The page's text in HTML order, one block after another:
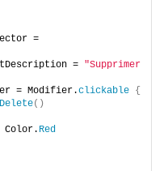
=
=
"Supprimer
= Modifier.
clickable {
()
Color.
Red